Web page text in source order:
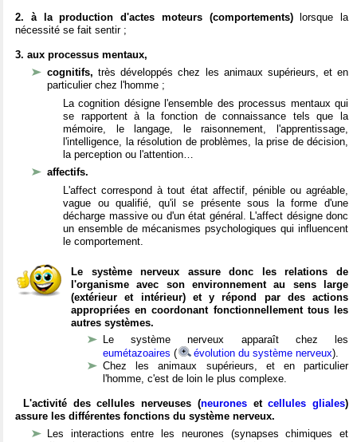
2. à la production d'actes moteurs (comportements)lorsque la
nécessité se fait sentir ;
3. aux processus mentaux,
cognitifs,très développés chez les animaux supérieurs, et en
particulier chez l'homme ;
La cognition désigne l'ensemble des processus mentaux qui
se rapportent à la fonction de connaissance tels que la
mémoire, le langage, le raisonnement, l'apprentissage,
l'intelligence, la résolution de problèmes, la prise de décision,
la perception ou l'attention…
affectifs.
L'affect correspond à tout état affectif, pénible ou agréable,
vague ou qualifié, qu'il se présente sous la forme d'une
décharge massive ou d'un état général. L'affect désigne donc
un ensemble de mécanismes psychologiques qui influencent
le comportement.
Le système nerveux assure donc les relations de
l'organisme avec son environnement au sens large
(extérieur et intérieur) et y répond par des actions
appropriées en coordonant fonctionnellement tous les
autres systèmes.
Le système nerveux apparaît chez les
eumétazoaires ( évolution du système nerveux).
Chez les animaux supérieurs, et en particulier
l'homme, c'est de loin le plus complexe.
L'activité des cellules nerveuses (neuronesetcellules gliales)
assure les différentes fonctions du système nerveux.
Les interactions entre les neurones (synapses chimiques et